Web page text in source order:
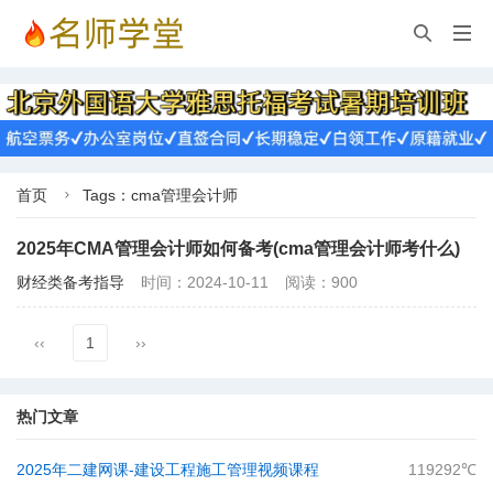


首页  Tags：cma管理会计师
2025年CMA管理会计师如何备考(cma管理会计师考什么)
财经类备考指导 时间：2024-10-11 阅读：900
‹‹ 1 ››
热门文章
2025年二建网课-建设工程施工管理视频课程 119292℃